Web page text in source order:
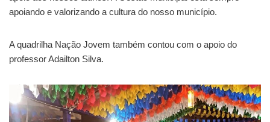
apoiando e valorizando a cultura do nosso município.
A quadrilha Nação Jovem também contou com o apoio do
professor Adailton Silva.